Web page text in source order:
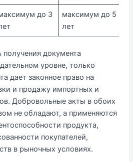
до 3
максимум до 5
лет
документа
уровне, только
дает законное право на
и продажу импортных и
Добровольные акты в обоих
не обладают, а применяются
продукта,
покупателей,
в рыночных условиях.